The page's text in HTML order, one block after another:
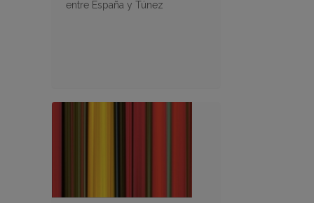
entre España y Túnez